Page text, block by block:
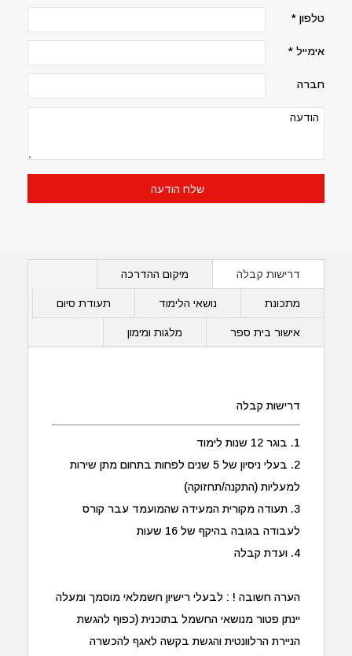
טלפון *
אימייל *
חברה
דרישות קבלה מיקום ההדרכה
מתכונת נושאי הלימוד תעודת סיום
אישור בית ספר מלגות ומימון
דרישות קבלה
1. בוגר 12 שנות לימוד
2. בעלי ניסיון של 5 שנים לפחות בתחום מתן שירות
למעליות (התקנה/תחזוקה)
3. תעודה מקורית המעידה שהמועמד עבר קורס
לעבודה בגובה בהיקף של 16 שעות
4. ועדת קבלה
הערה חשובה ! : לבעלי רישיון חשמלאי מוסמך ומעלה
יינתן פטור מנושאי החשמל בתוכנית (כפוף להגשת
הניירת הרלוונטית והגשת בקשה לאגף להכשרה